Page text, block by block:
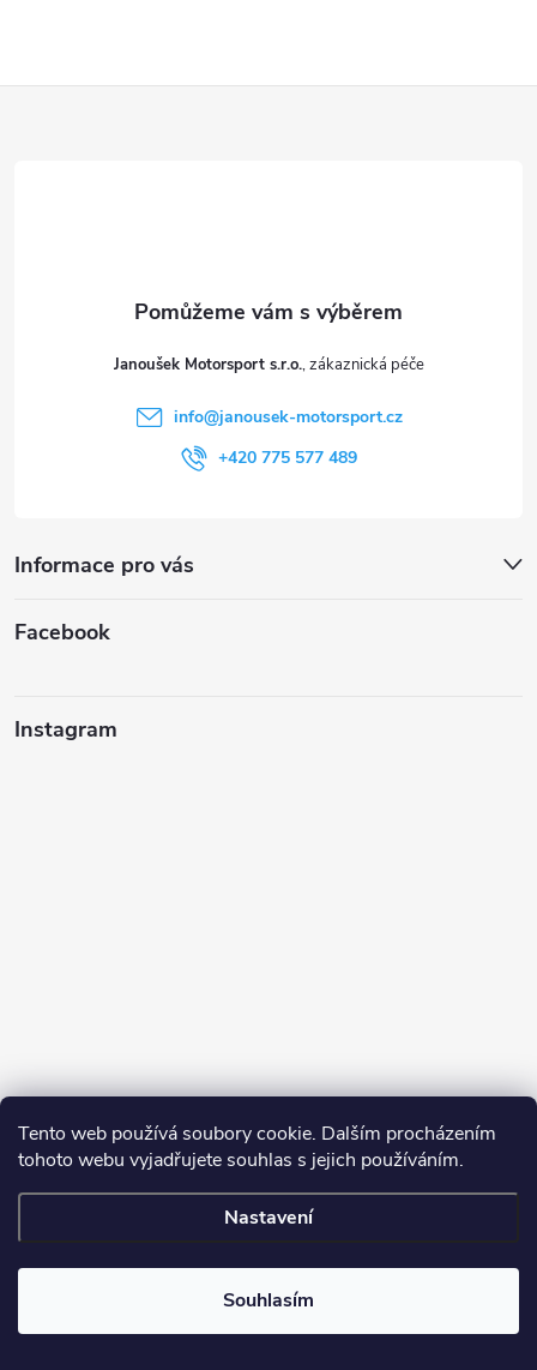
Tento web používá soubory cookie. Dalším procházením
tohoto webu vyjadřujete souhlas s jejich používáním.
Nastavení
Souhlasím
Janoušek Motorsport s.r.o.
info@janousek-motorsport.cz
+420 775 577 489
Informace pro vás
Facebook
Instagram
Sledovat na Instagramu
práva vyhrazena.Upravit nastavení cookies